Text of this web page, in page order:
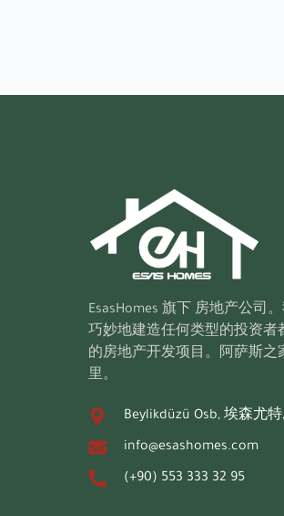
EsasHomes 旗下 房地产公司
巧妙地建造任何类型的投资者
的房地产开发项目。阿萨斯之
里。
Beylikdüzü Osb, 埃森尤
info@esashomes.com
(+90) 553 333 32 95